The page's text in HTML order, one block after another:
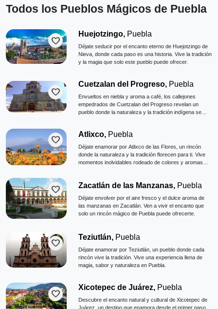
Todos los Pueblos Mágicos de Puebla
favorite
Huejotzingo, Puebla
Déjate seducir por el encanto eterno de Huejotzingo de
Nieva, donde cada paso es una historia. Vive la tradición
y la magia que solo este pueblo puede ofrecer.
favorite
Cuetzalan del Progreso, Puebla
Envueltos en niebla y aroma a café, los callejones
empedrados de Cuetzalan del Progreso revelan un
pueblo donde la naturaleza y la tradición indígena se
auténtica.
favorite Atlixco, Puebla
Déjate enamorar por Atlixco de las Flores, un rincón
donde la naturaleza y la tradición florecen para ti. Vive
momentos inolvidables rodeado de colores y aromas
favorite Zacatlán de las Manzanas, Puebla
Déjate envolver por el aire fresco y el dulce aroma de
las manzanas en Zacatlán. Ven a vivir el encanto que
solo un rincón mágico de Puebla puede ofrecerte.
favorite
Teziutlán, Puebla
Déjate enamorar por Teziutlán, un pueblo donde cada
rincón vive la tradición. Vive una experiencia llena de
magia, sabor y naturaleza en Puebla.
favorite
Xicotepec de Juárez, Puebla
Descubre el encanto natural y cultural de Xicotepec de
Juárez, un destino que enamora desde el primer paso.